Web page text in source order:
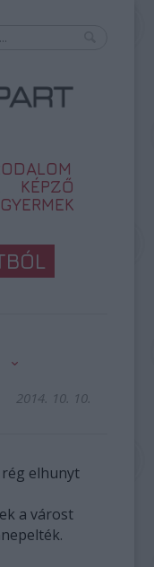
KÉPZŐ
GYERMEK
2014. 10. 10.
rég elhunyt
a várost